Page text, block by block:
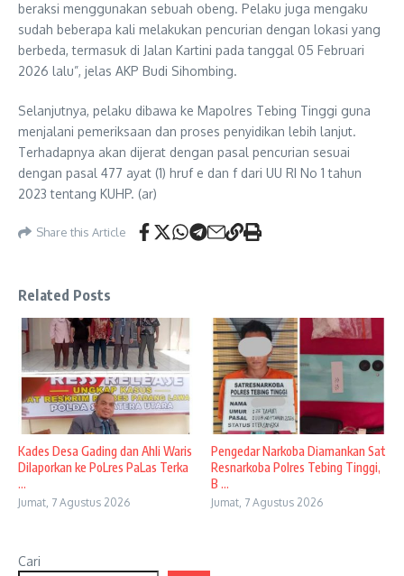
beraksi menggunakan sebuah obeng. Pelaku juga mengaku
sudah beberapa kali melakukan pencurian dengan lokasi yang
berbeda, termasuk di Jalan Kartini pada tanggal 05 Februari
2026 lalu”, jelas AKP Budi Sihombing.
Selanjutnya, pelaku dibawa ke Mapolres Tebing Tinggi guna
menjalani pemeriksaan dan proses penyidikan lebih lanjut.
Terhadapnya akan dijerat dengan pasal pencurian sesuai
dengan pasal 477 ayat (1) hruf e dan f dari UU RI No 1 tahun
2023 tentang KUHP. (ar)
Share this Article
Related Posts
Kades Desa Gading dan Ahli Waris
Dilaporkan ke PoLres PaLas Terka
...
Jumat, 7 Agustus 2026
Pengedar Narkoba Diamankan Sat
Resnarkoba Polres Tebing Tinggi,
B ...
Jumat, 7 Agustus 2026
Cari